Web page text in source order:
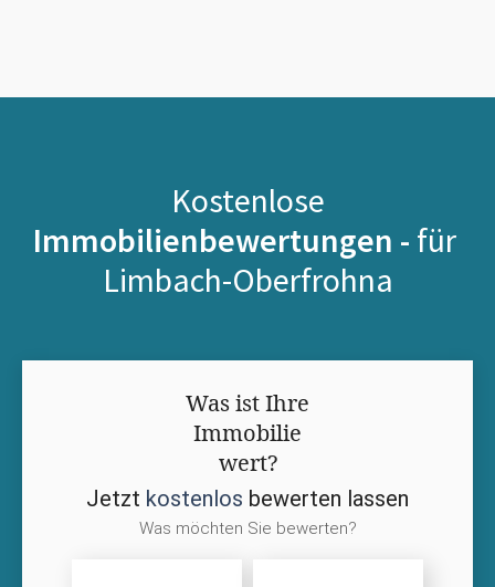
Kostenlose
Immobilienbewertungen - für
Limbach-Oberfrohna
Was ist Ihre
Immobilie
wert?
Jetzt kostenlos bewerten lassen
Was möchten Sie bewerten?